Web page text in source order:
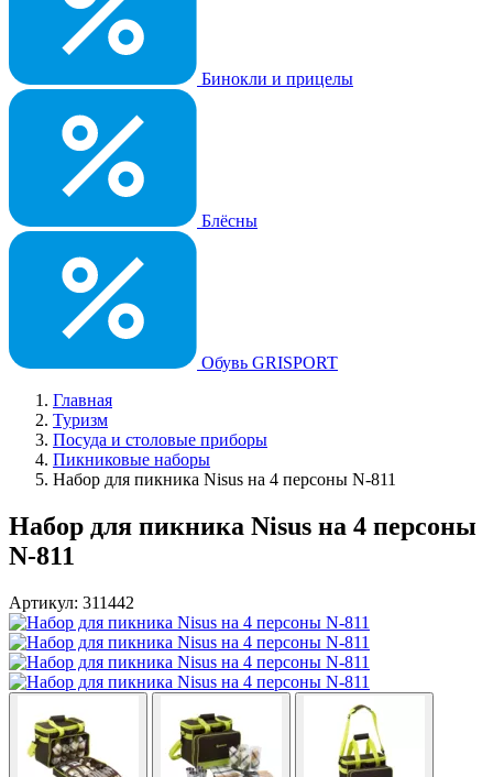
Бинокли и прицелы
Блёсны
Обувь GRISPORT
Главная
Туризм
Посуда и столовые приборы
Пикниковые наборы
Набор для пикника Nisus на 4 персоны N-811
Набор для пикника Nisus на 4 персоны
N-811
Артикул: 311442